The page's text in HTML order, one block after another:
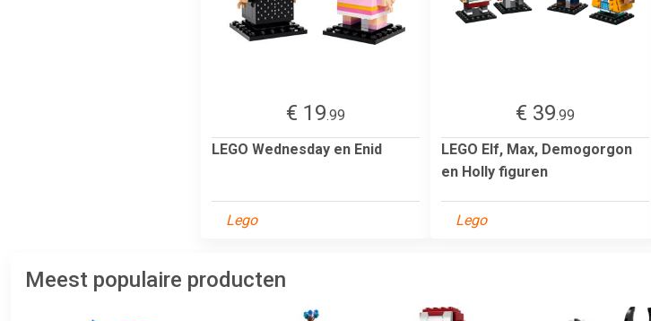
€ 19.99
LEGO Wednesday en Enid
Lego
€ 39.99
LEGO Elf, Max, Demogorgon
en Holly figuren
Lego
Meest populaire producten